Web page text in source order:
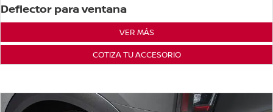
Deflector para ventana
VER MÁS
COTIZA TU ACCESORIO